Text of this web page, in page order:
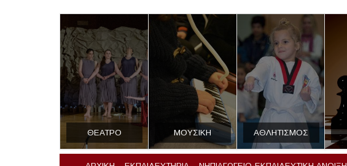
ΘΕΑΤΡΟ ΜΟΥΣΙΚΗ ΑΘΛΗΤΙΣΜΟΣ